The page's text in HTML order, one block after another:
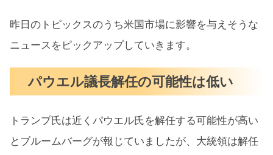
昨日のトピックスのうち米国市場に影響を与えそうな
ニュースをピックアップしていきます。
パウエル議長解任の可能性は低い
トランプ氏は近くパウエル氏を解任する可能性が高い
とブルームバーグが報じていましたが、大統領は解任